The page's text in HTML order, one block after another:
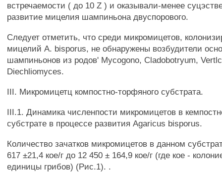
встречаемости ( до 10 Z ) и оказывали-менее
развитие мицелия шампиньона двуспорового.
Следует отметить, что среди микромицетов,
мицелий A. bisporus, не обнаружены возбудители
шампиньонов из родов' Mycogono, Cladobotryum,
Diechliomyces.
III. Микромицетц компостно-торфяного субстрата.
III.1. Динамика численпости микромицетов в
субстрате в процессе развития Agaricus bisporus.
Количество зачатков микромицетов в данном
617 ±21,4 кое/г до 12 450 ± 164,9 кое/г (где кое -
единицы грибов) (Рис.1). .